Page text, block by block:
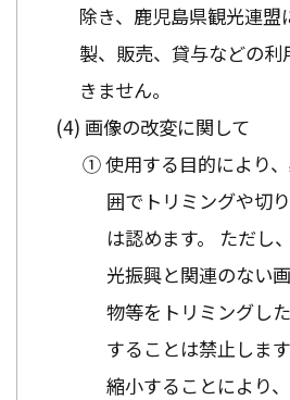
除き、鹿児島県観光連
製、販売、貸与などの
きません。
画像の改変に関して
① 使用する目的により
囲でトリミングや切
は認めます。 ただし
光振興と関連のない
物等をトリミングし
することは禁止しま
縮小することにより